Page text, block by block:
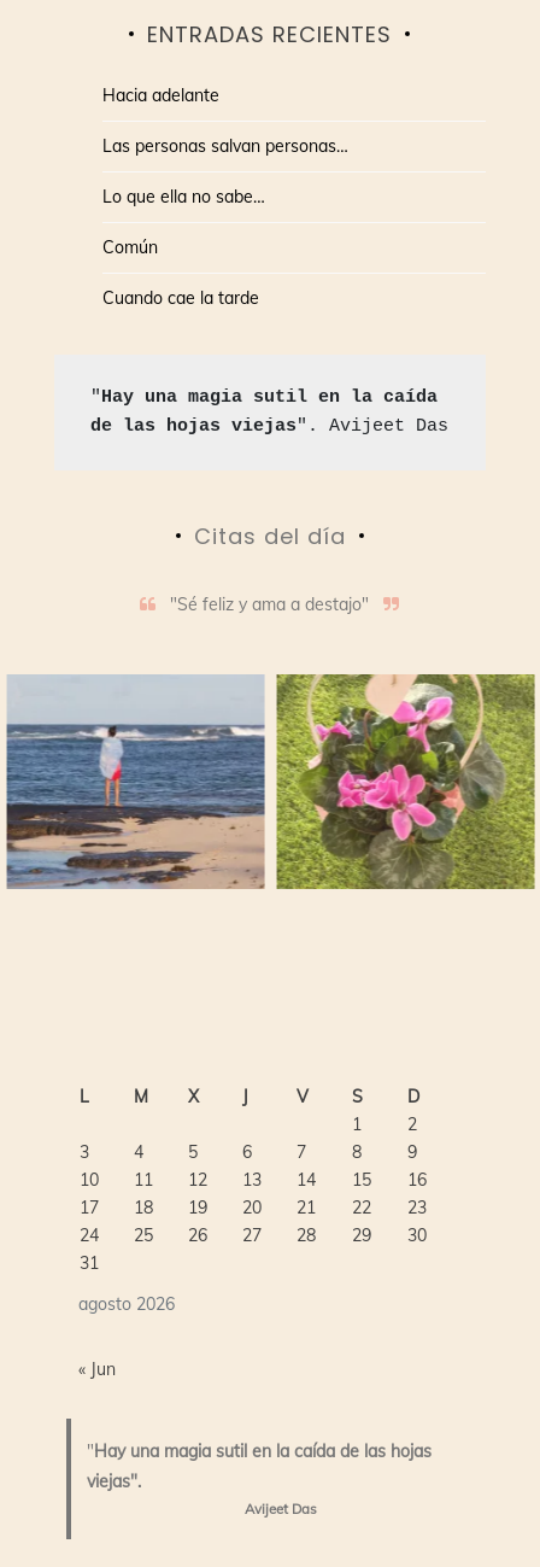
ENTRADAS RECIENTES
Hacia adelante
Las personas salvan personas…
Lo que ella no sabe…
Común
Cuando cae la tarde
"Hay una magia sutil en la caída
de las hojas viejas". Avijeet Das
Citas del día
"Sé feliz y ama a destajo"
agosto 2026
L M X J V S
D
1
2
3
4 5 6 7 8
9
10
11 12 13 14 15
16
17
18 19 20 21 22
23
24
25 26 27 28 29
30
31
« Jun
"Hay una magia sutil en la caída de las hojas
viejas".
Avijeet Das